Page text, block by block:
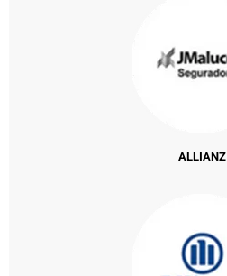
ALLIANZ